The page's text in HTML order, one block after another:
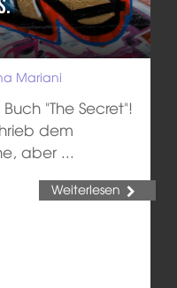
Mariani
"The Secret"!
dem
aber ...
Weiterlesen